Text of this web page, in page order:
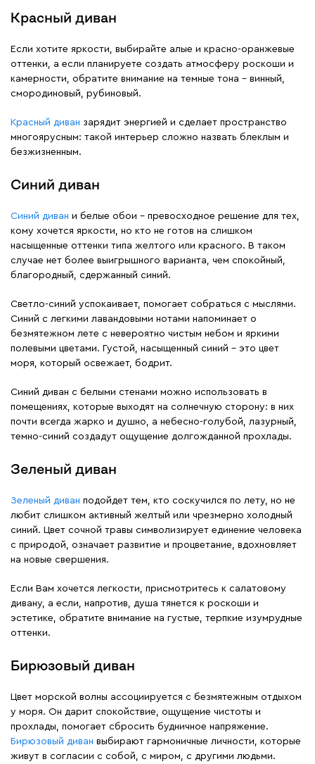
Красный диван
Если хотите яркости, выбирайте алые и красно-оранжевые
оттенки, а если планируете создать атмосферу роскоши и
камерности, обратите внимание на темные тона – винный,
смородиновый, рубиновый.
Красный диван зарядит энергией и сделает пространство
многоярусным: такой интерьер сложно назвать блеклым и
безжизненным.
Синий диван
Синий диван и белые обои – превосходное решение для тех,
кому хочется яркости, но кто не готов на слишком
насыщенные оттенки типа желтого или красного. В таком
случае нет более выигрышного варианта, чем спокойный,
благородный, сдержанный синий.
Светло-синий успокаивает, помогает собраться с мыслями.
Синий с легкими лавандовыми нотами напоминает о
безмятежном лете с невероятно чистым небом и яркими
полевыми цветами. Густой, насыщенный синий – это цвет
моря, который освежает, бодрит.
Синий диван с белыми стенами можно использовать в
помещениях, которые выходят на солнечную сторону: в них
почти всегда жарко и душно, а небесно-голубой, лазурный,
темно-синий создадут ощущение долгожданной прохлады.
Зеленый диван
Зеленый диван подойдет тем, кто соскучился по лету, но не
любит слишком активный желтый или чрезмерно холодный
синий. Цвет сочной травы символизирует единение человека
с природой, означает развитие и процветание, вдохновляет
на новые свершения.
Если Вам хочется легкости, присмотритесь к салатовому
дивану, а если, напротив, душа тянется к роскоши и
эстетике, обратите внимание на густые, терпкие изумрудные
оттенки.
Бирюзовый диван
Цвет морской волны ассоциируется с безмятежным отдыхом
у моря. Он дарит спокойствие, ощущение чистоты и
прохлады, помогает сбросить будничное напряжение.
Бирюзовый диван выбирают гармоничные личности, которые
живут в согласии с собой, с миром, с другими людьми.